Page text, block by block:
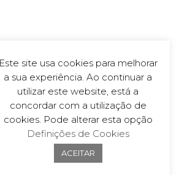
POLÍTICA DE PRIVACIDADE
| All material on this website is
Este site usa cookies para melhorar
a sua experiência. Ao continuar a
utilizar este website, está a
concordar com a utilização de
cookies. Pode alterar esta opção
Definições de Cookies
ACEITAR